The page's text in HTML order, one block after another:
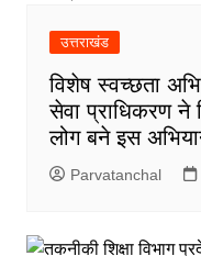
उत्तराखंड
विशेष स्वच्छता
सेवा प्राधिकरण
लोग बने इस
Parvatanchal